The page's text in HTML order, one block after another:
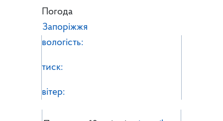
Погода
Запоріжжя
вологість:
тиск:
вітер: